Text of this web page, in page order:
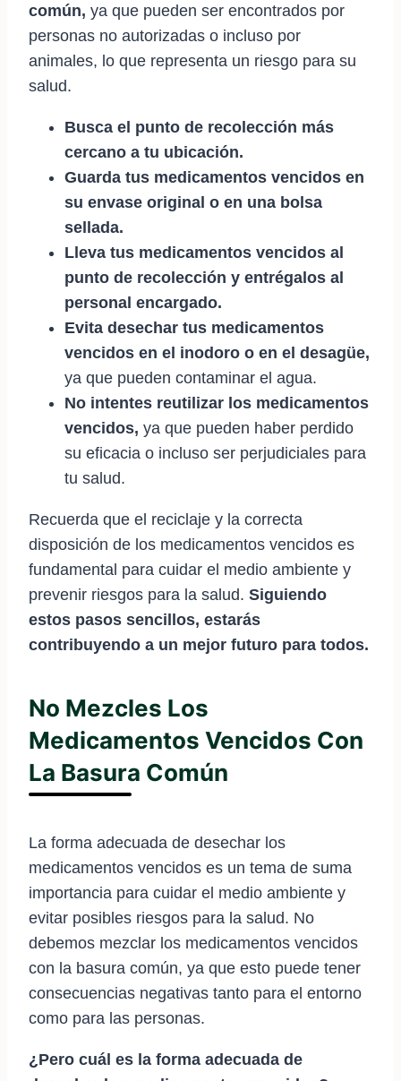
común, ya que pueden ser encontrados por
personas no autorizadas o incluso por
animales, lo que representa un riesgo para su
salud.
Busca el punto de recolección más
cercano a tu ubicación.
Guarda tus medicamentos vencidos en
su envase original o en una bolsa
sellada.
Lleva tus medicamentos vencidos al
punto de recolección y entrégalos al
personal encargado.
Evita desechar tus medicamentos
vencidos en el inodoro o en el desagüe,
ya que pueden contaminar el agua.
No intentes reutilizar los medicamentos
vencidos, ya que pueden haber perdido
su eficacia o incluso ser perjudiciales para
tu salud.
Recuerda que el reciclaje y la correcta
disposición de los medicamentos vencidos es
fundamental para cuidar el medio ambiente y
prevenir riesgos para la salud. Siguiendo
estos pasos sencillos, estarás
contribuyendo a un mejor futuro para todos.
No Mezcles Los
Medicamentos Vencidos Con
La Basura Común
La forma adecuada de desechar los
medicamentos vencidos es un tema de suma
importancia para cuidar el medio ambiente y
evitar posibles riesgos para la salud. No
debemos mezclar los medicamentos vencidos
con la basura común, ya que esto puede tener
consecuencias negativas tanto para el entorno
como para las personas.
¿Pero cuál es la forma adecuada de